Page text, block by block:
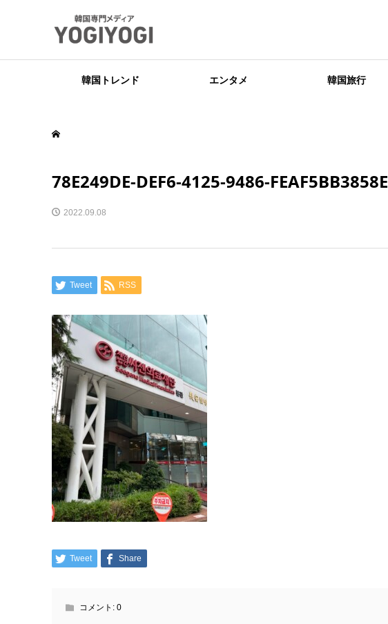
韓国トレンド エンタメ 韓国旅行
78E249DE-DEF6-4125-9486-FEAF5BB3858E
2022.09.08
Tweet RSS
Tweet Share
コメント: 0